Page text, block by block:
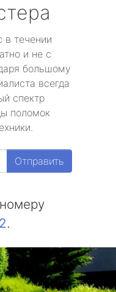
в течении
и не с
большому
всегда
спектр
поломок
Отправить
.